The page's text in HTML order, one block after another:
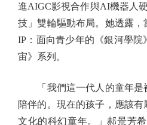
進AIGC影視合作與AI機器人
技」雙輪驅動布局。她透露
IP：面向青少年的《銀河學
宙》系列。
「我們這一代人的童年是
陪伴的。現在的孩子，應該
文化的科幻童年。」郝景芳